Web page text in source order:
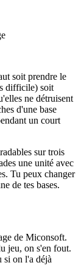
soit prendre le
difficile) soit
ne détruisent
d'une base
un court
sur trois
une unité avec
Tu peux changer
de tes bases.
de Miconsoft.
jeu, on s'en fout.
si on l'a déjà